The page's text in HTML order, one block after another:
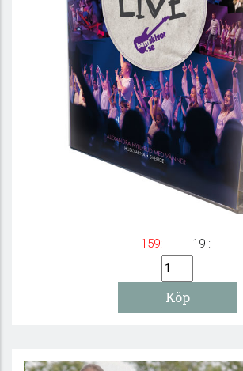
Jesus är LIVE - DVD
159:- 19 :-